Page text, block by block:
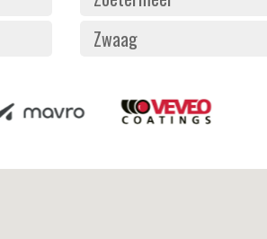
Zwaag